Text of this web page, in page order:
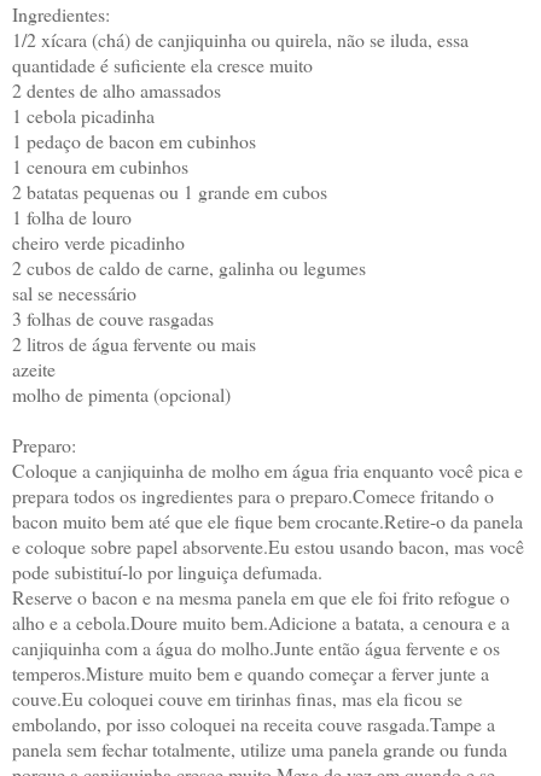
Ingredientes:
1/2 xícara (chá) de canjiquinha ou quirela, não se iluda, essa
quantidade é suficiente ela cresce muito
2 dentes de alho amassados
1 cebola picadinha
1 pedaço de bacon em cubinhos
1 cenoura em cubinhos
2 batatas pequenas ou 1 grande em cubos
1 folha de louro
cheiro verde picadinho
2 cubos de caldo de carne, galinha ou legumes
sal se necessário
3 folhas de couve rasgadas
2 litros de água fervente ou mais
azeite
molho de pimenta (opcional)
Preparo:
Coloque a canjiquinha de molho em água fria enquanto você pica e
prepara todos os ingredientes para o preparo.Comece fritando o
bacon muito bem até que ele fique bem crocante.Retire-o da panela
e coloque sobre papel absorvente.Eu estou usando bacon, mas você
pode subistituí-lo por linguiça defumada.
Reserve o bacon e na mesma panela em que ele foi frito refogue o
alho e a cebola.Doure muito bem.Adicione a batata, a cenoura e a
canjiquinha com a água do molho.Junte então água fervente e os
temperos.Misture muito bem e quando começar a ferver junte a
couve.Eu coloquei couve em tirinhas finas, mas ela ficou se
embolando, por isso coloquei na receita couve rasgada.Tampe a
panela sem fechar totalmente, utilize uma panela grande ou funda